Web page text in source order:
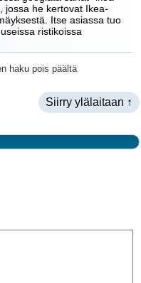
jossa he kertovat Ikea-
Itse asiassa tuo
ristikoissa
haku pois päältä
Siirry ylälaitaan ↑